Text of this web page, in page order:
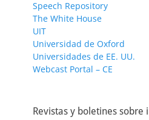
Speech Repository
The White House
UIT
Universidad de Oxford
Universidades de EE. UU.
Webcast Portal – CE
Revistas y boletines sobre